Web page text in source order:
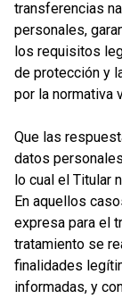
transferencias
personales,
los requisitos
de protección y
por la normativa
Que las
datos
lo cual el Titular
En aquellos
expresa para el
tratamiento se
finalidades
informadas, y